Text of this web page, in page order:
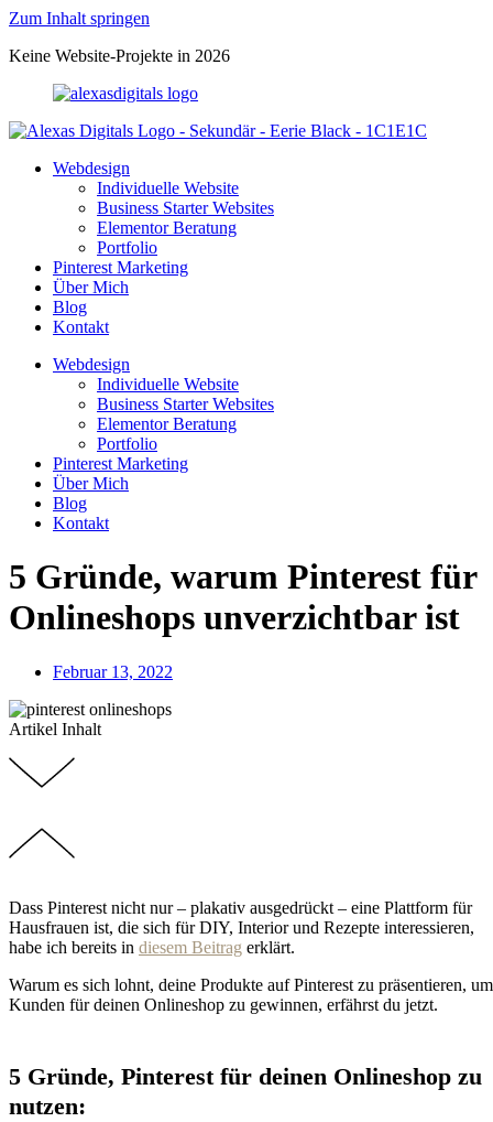
Zum Inhalt springen
Keine Website-Projekte in 2026
Webdesign
Individuelle Website
Business Starter Websites
Elementor Beratung
Portfolio
Pinterest Marketing
Über Mich
Blog
Kontakt
Webdesign
Individuelle Website
Business Starter Websites
Elementor Beratung
Portfolio
Pinterest Marketing
Über Mich
Blog
Kontakt
5 Gründe, warum Pinterest für
Onlineshops unverzichtbar ist
Februar 13, 2022
Artikel Inhalt
Dass Pinterest nicht nur – plakativ ausgedrückt – eine Plattform für
Hausfrauen ist, die sich für DIY, Interior und Rezepte interessieren,
habe ich bereits in diesem Beitrag erklärt.
Warum es sich lohnt, deine Produkte auf Pinterest zu präsentieren, um
Kunden für deinen Onlineshop zu gewinnen, erfährst du jetzt.
5 Gründe, Pinterest für deinen Onlineshop zu
nutzen: